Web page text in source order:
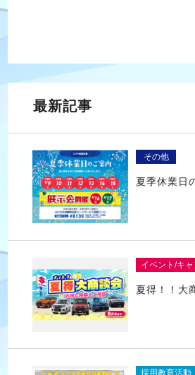
最新記事
その他
夏季休業日
イベント/キ
夏得！！大
採用教育活動